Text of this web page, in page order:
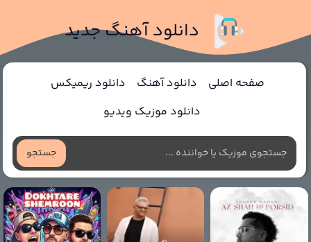
دانلود آهنگ جدید
صفحه اصلی دانلود آهنگ
دانلود ریمیکس
دانلود موزیک ویدیو
جستجو